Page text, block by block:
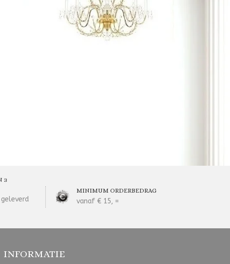
3
geleverd
MINIMUM ORDERBEDRAG
vanaf € 15, =
INFORMATIE